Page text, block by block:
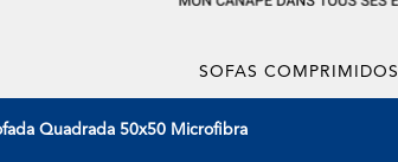
SOFAS COMPRIMIDOS
Quadrada 50x50 Microfibra